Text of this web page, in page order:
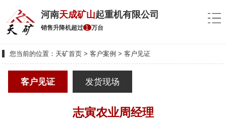
河南天成矿山起重机有限公司
销售升降机超过 1 万台
您当前的位置： 天矿首页 >客户案例 >客户见证
客户见证 发货现场
志寅农业周经理